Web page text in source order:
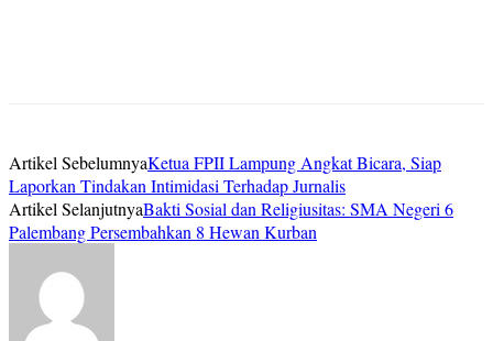
Artikel SebelumnyaKetua FPII Lampung Angkat Bicara, Siap
Laporkan Tindakan Intimidasi Terhadap Jurnalis
Artikel SelanjutnyaBakti Sosial dan Religiusitas: SMA Negeri 6
Palembang Persembahkan 8 Hewan Kurban